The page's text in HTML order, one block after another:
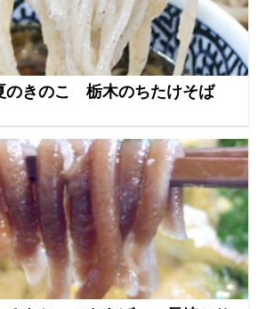
のきのこ 栃木のちたけそば